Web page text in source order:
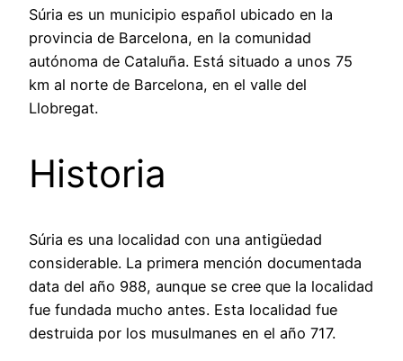
Súria es un municipio español ubicado en la
provincia de Barcelona, en la comunidad
autónoma de Cataluña. Está situado a unos 75
km al norte de Barcelona, en el valle del
Llobregat.
Historia
Súria es una localidad con una antigüedad
considerable. La primera mención documentada
data del año 988, aunque se cree que la localidad
fue fundada mucho antes. Esta localidad fue
destruida por los musulmanes en el año 717.